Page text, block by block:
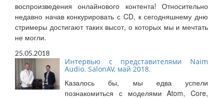
воспроизведения онлайнового контента! Относительно
недавно начав конкурировать с CD, к сегодняшнему дню
стримеры достигают таких высот, о которых мы и мечтать
не могли.
25.05.2018
Интервью с представителями Naim
Audio. SalonAV, май 2018.
Казалось бы, мы едва успели
познакомиться с моделями Atom, Core,